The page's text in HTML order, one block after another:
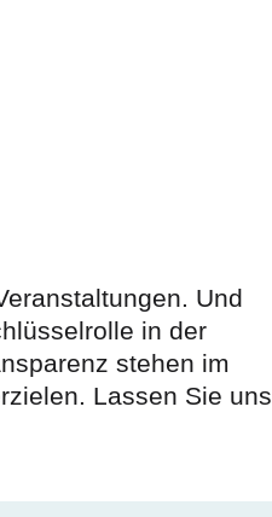
Und
in der
stehen im
Lassen Sie uns